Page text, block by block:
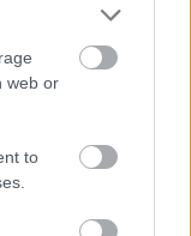
web or
to
με θάρρος να
Διαβάστε τη